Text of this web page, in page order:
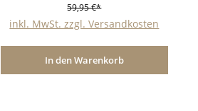
59,95 €*
inkl. MwSt. zzgl. Versandkosten
In den Warenkorb